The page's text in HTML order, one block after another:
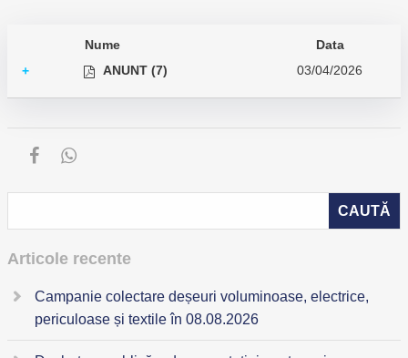
Nume
Data
+
ANUNT (7) 03/04/2026
Articole recente
Campanie colectare deșeuri voluminoase, electrice,
periculoase și textile în 08.08.2026